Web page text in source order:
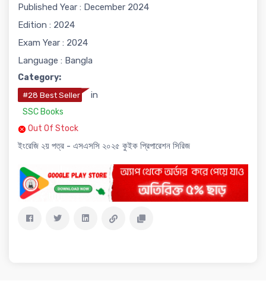
Published Year : December 2024
Edition : 2024
Exam Year : 2024
Language : Bangla
Category:
#28 Best Seller in
SSC Books
Out Of Stock
ইংরেজি ২য় পত্র - এসএসসি ২০২৫ কুইক প্রিপারেশন সিরিজ